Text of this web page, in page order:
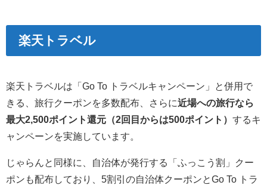
楽天トラベル
楽天トラベルは「Go To トラベルキャンペーン」と併用で
きる、旅行クーポンを多数配布、さらに近場への旅行なら
最大2,500ポイント還元（2回目からは500ポイント） するキ
ャンペーンを実施しています。
じゃらんと同様に、自治体が発行する「ふっこう割」クー
ポンも配布しており、5割引の自治体クーポンとGo To トラ